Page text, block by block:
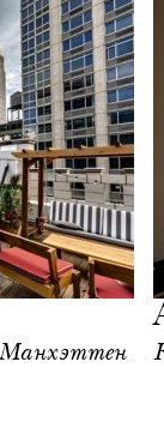
Манхэттен